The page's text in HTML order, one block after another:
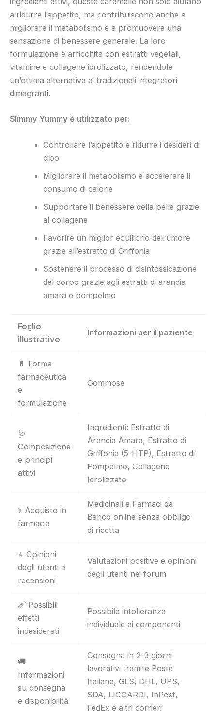
a ridurre l’appetito, ma contribuiscono anche a
migliorare il metabolismo e a promuovere una
sensazione di benessere generale. La loro
formulazione è arricchita con estratti vegetali,
vitamine e collagene idrolizzato, rendendole
un’ottima alternativa ai tradizionali integratori
dimagranti.
Slimmy Yummy è utilizzato per:
Controllare l’appetito e ridurre i desideri di
cibo
Migliorare il metabolismo e accelerare il
consumo di calorie
Supportare il benessere della pelle grazie
al collagene
Favorire un miglior equilibrio dell’umore
grazie all’estratto di Griffonia
Sostenere il processo di disintossicazione
del corpo grazie agli estratti di arancia
amara e pompelmo
Foglio
illustrativo
Informazioni per il paziente
💊 Forma
farmaceutica
e
formulazione
Gommose
🩺
Composizione
e principi
attivi
Ingredienti: Estratto di
Arancia Amara, Estratto di
Griffonia (5-HTP), Estratto di
Pompelmo, Collagene
Idrolizzato
⚕️ Acquisto in
farmacia
Medicinali e Farmaci da
Banco online senza obbligo
di ricetta
⭐ Opinioni
degli utenti e
recensioni
Valutazioni positive e opinioni
degli utenti nei forum
🩹 Possibili
effetti
indesiderati
Possibile intolleranza
individuale ai componenti
🚚
Informazioni
su consegna
e disponibilità
Consegna in 2-3 giorni
lavorativi tramite Poste
Italiane, GLS, DHL, UPS,
SDA, LICCARDI, InPost,
FedEx e altri corrieri